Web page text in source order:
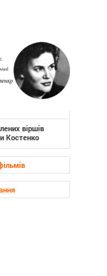
віршів
Костенко